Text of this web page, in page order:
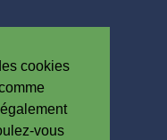
cookies
vous